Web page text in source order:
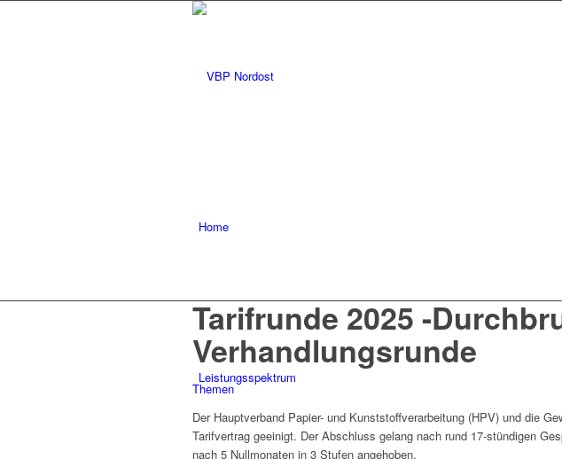
Home
Leistungsspektrum
Tarifrunde 2025 -
Verhandlungsrunde
Themen
Der Hauptverband Papier- und Kunststoffverarbeitung (HPV) und die
Tarifvertrag geeinigt. Der Abschluss gelang nach rund 17-stündigen
nach 5 Nullmonaten in 3 Stufen angehoben.